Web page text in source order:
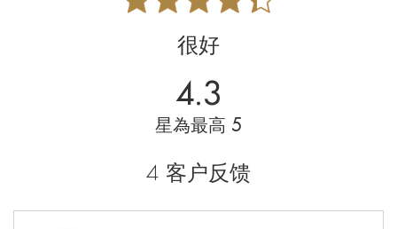
很好
4.3
星為最高 5
4 客户反馈